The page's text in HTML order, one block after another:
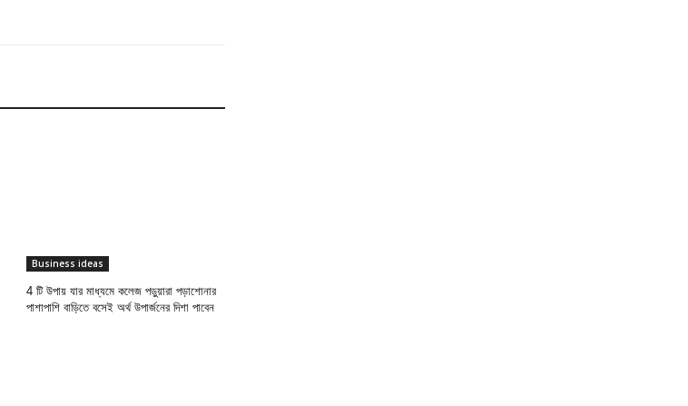
Business ideas
4 টি উপায় যার মাধ্যমে কলেজ পড়ুয়ারা পড়াশোনার
পাশাপাশি বাড়িতে বসেই অর্থ উপার্জনের দিশা পাবেন